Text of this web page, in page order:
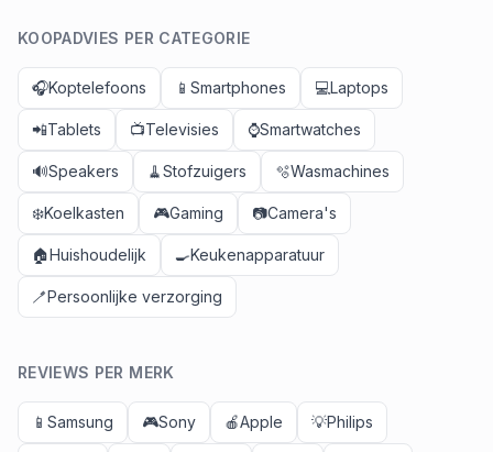
KOOPADVIES PER CATEGORIE
🎧Koptelefoons 📱 Smartphones 💻Laptops
📲Tablets 📺Televisies ⌚Smartwatches
🔊Speakers 🧹Stofzuigers 🫧Wasmachines
❄️Koelkasten 🎮Gaming 📷Camera's
🏠Huishoudelijk 🍳Keukenapparatuur
🪥Persoonlijke verzorging
REVIEWS PER MERK
📱 Samsung 🎮Sony 🍎Apple 💡Philips